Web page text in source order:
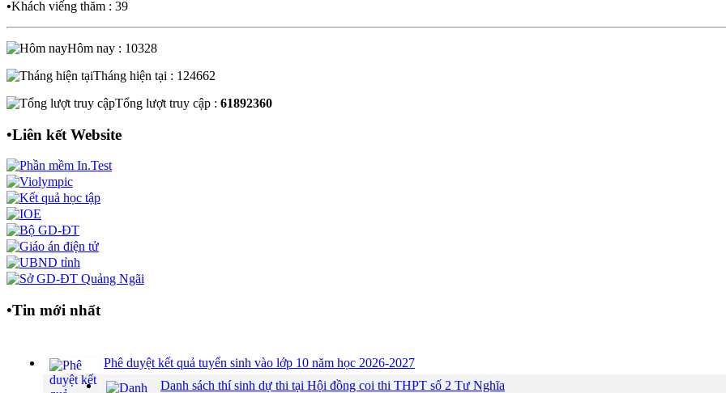
•Khách viếng thăm : 39
Hôm nay : 10328
Tháng hiện tại : 124662
Tổng lượt truy cập : 61892360
•Liên kết Website
•Tin mới nhất
Phê duyệt kết quả tuyển sinh vào lớp 10 năm học 2026-2027
Danh sách thí sinh dự thi tại Hội đồng coi thi THPT số 2 Tư Nghĩa